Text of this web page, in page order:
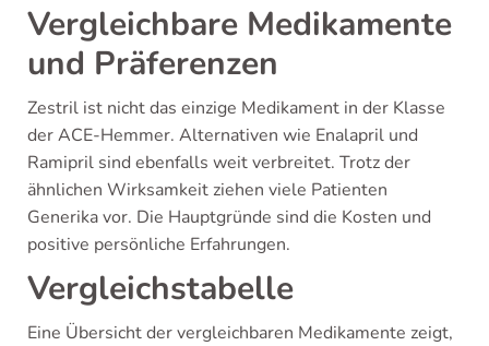
Vergleichbare Medikamente
und Präferenzen
Zestril ist nicht das einzige Medikament in der Klasse
der ACE-Hemmer. Alternativen wie Enalapril und
Ramipril sind ebenfalls weit verbreitet. Trotz der
ähnlichen Wirksamkeit ziehen viele Patienten
Generika vor. Die Hauptgründe sind die Kosten und
positive persönliche Erfahrungen.
Vergleichstabelle
Eine Übersicht der vergleichbaren Medikamente zeigt,